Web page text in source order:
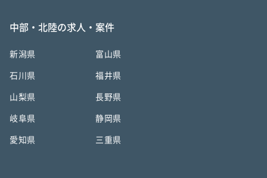
中部・北陸の求人・案件
新潟県 富山県
石川県 福井県
山梨県 長野県
岐阜県 静岡県
愛知県 三重県